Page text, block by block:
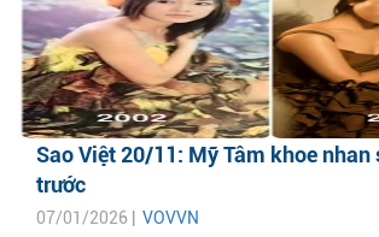
Sao Việt 20/11: Mỹ Tâm khoe nhan
trước
07/01/2026 | VOVVN